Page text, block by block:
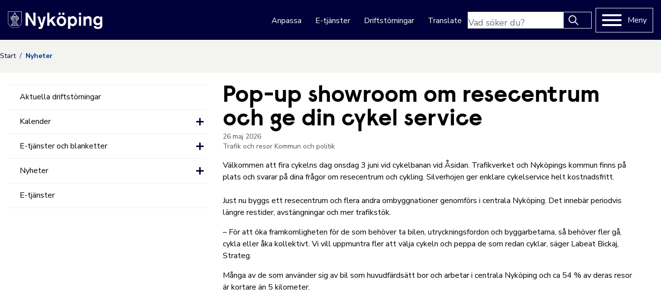
Nyköpings kommuns webbplats
Anpassa E-tjänster Driftstörningar Translate
Sökfras
Meny
Start Nyheter
Pop-up showroom om resecentrum
och ge din cykel service
26 maj 2026
Trafik och resor Kommun och politik
Välkommen att fira cykelns dag onsdag 3 juni vid cykelbanan vid Åsidan. Trafikverket och Nyköpings kommun finns på
plats och svarar på dina frågor om resecentrum och cykling. Silverhojen ger enklare cykelservice helt kostnadsfritt.
Just nu byggs ett resecentrum och flera andra ombyggnationer genomförs i centrala Nyköping. Det innebär periodvis
längre restider, avstängningar och mer trafikstök.
– För att öka framkomligheten för de som behöver ta bilen, utryckningsfordon och byggarbetarna, så behöver fler gå,
cykla eller åka kollektivt. Vi vill uppmuntra fler att välja cykeln och peppa de som redan cyklar, säger Labeat Bickaj,
Strateg.
Många av de som använder sig av bil som huvudfärdsätt bor och arbetar i centrala Nyköping och ca 54 % av deras resor
är kortare än 5 kilometer.
Aktuella driftstörningar
Kalender
E-tjänster och blanketter
Nyheter
E-tjänster